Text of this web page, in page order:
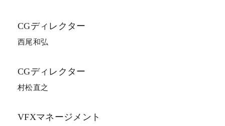
CGディレクター
西尾和弘
CGディレクター
村松直之
VFXマネージメント